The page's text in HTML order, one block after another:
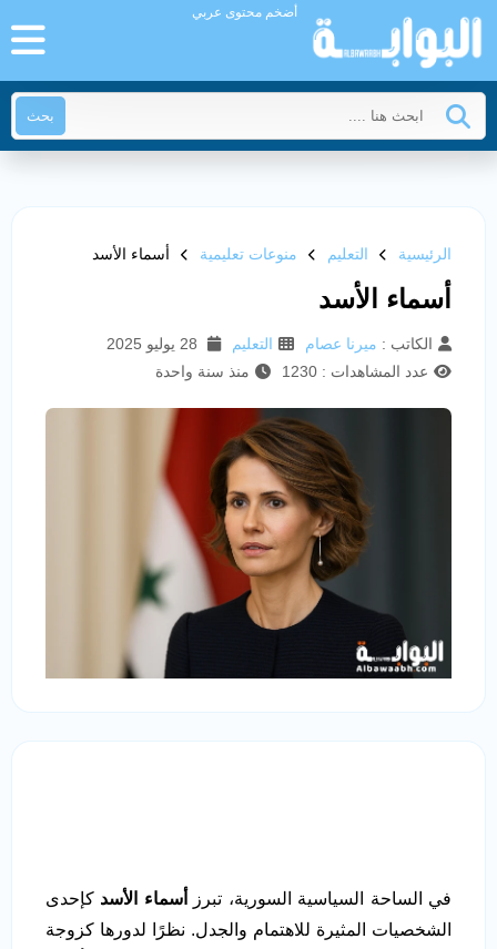
أضخم محتوى عربي
بحث
الرئيسية التعليم منوعات تعليمية أسماء الأسد
أسماء الأسد
الكاتب : ميرنا عصام التعليم
عدد المشاهدات : 1230
منذ سنة واحدة
في الساحة السياسية السورية، تبرز أسماء الأسد كإحدى
الشخصيات المثيرة للاهتمام والجدل. نظرًا لدورها كزوجة